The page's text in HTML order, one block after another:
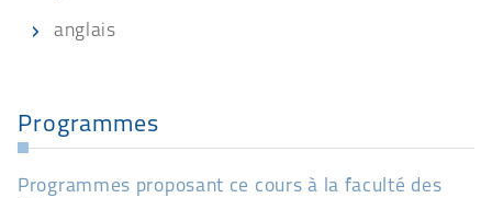
anglais
Programmes
Programmes proposant ce cours à la faculté des